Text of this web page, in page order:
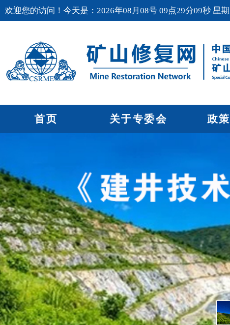
欢迎您的访问！今天是：2026年08月08号 09点29分10秒 星
首页 关于专委会 政